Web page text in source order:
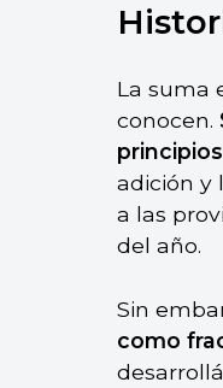
La suma
conocen.
adición y
a las
del año.
Sin
como